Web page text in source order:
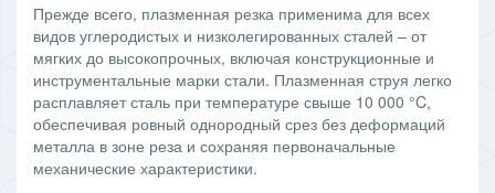
Прежде всего, плазменная резка применима для всех
видов углеродистых и низколегированных сталей – от
мягких до высокопрочных, включая конструкционные и
инструментальные марки стали. Плазменная струя легко
расплавляет сталь при температуре свыше 10 000 °C,
обеспечивая ровный однородный срез без деформаций
металла в зоне реза и сохраняя первоначальные
механические характеристики.